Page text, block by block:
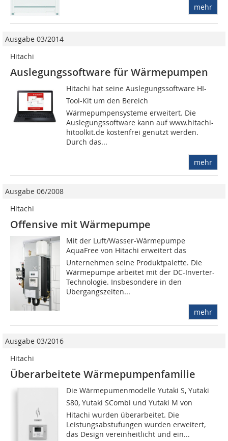
mehr
Ausgabe 03/2014
Hitachi
Auslegungssoftware für Wärmepumpen
Hitachi hat seine Auslegungssoftware HI-
Tool-Kit um den Bereich
Wärmepumpensysteme erweitert. Die
Auslegungssoftware kann auf www.hitachi-
hitoolkit.de kostenfrei genutzt werden.
Durch das...
mehr
Ausgabe 06/2008
Hitachi
Offensive mit Wärmepumpe
Mit der Luft/Wasser-Wärmepumpe
AquaFree von Hitachi erweitert das
Unternehmen seine Produktpalette. Die
Wärmepumpe arbeitet mit der DC-Inverter-
Technologie. Insbesondere in den
Übergangszeiten...
mehr
Ausgabe 03/2016
Hitachi
Überarbeitete Wärmepumpenfamilie
Die Wärmepumenmodelle Yutaki S, Yutaki
S80, Yutaki SCombi und Yutaki M von
Hitachi wurden überarbeitet. Die
Leistungsabstufungen wurden erweitert,
das Design vereinheitlicht und ein...